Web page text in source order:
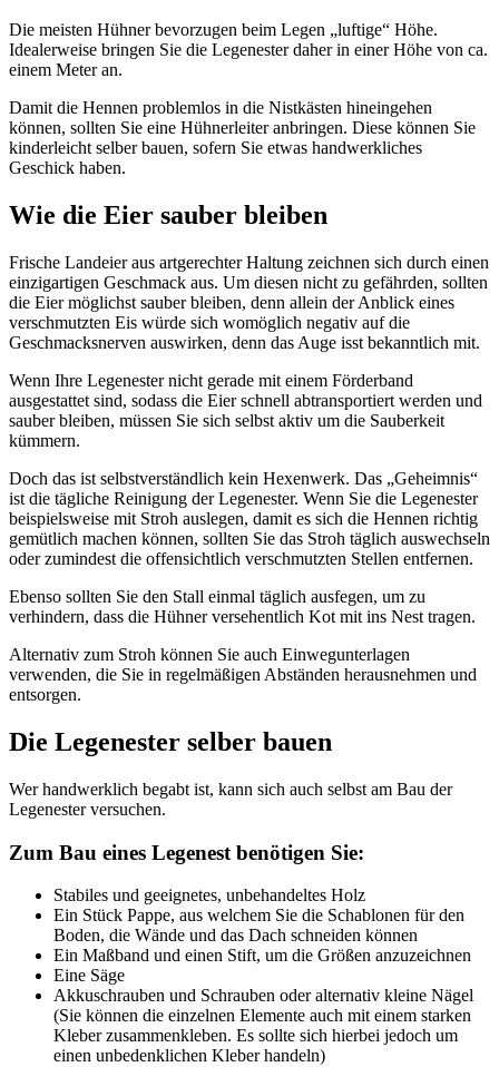
Die meisten Hühner bevorzugen beim Legen „luftige“ Höhe.
Idealerweise bringen Sie die Legenester daher in einer Höhe von ca.
einem Meter an.
Damit die Hennen problemlos in die Nistkästen hineingehen
können, sollten Sie eine Hühnerleiter anbringen. Diese können Sie
kinderleicht selber bauen, sofern Sie etwas handwerkliches
Geschick haben.
Wie die Eier sauber bleiben
Frische Landeier aus artgerechter Haltung zeichnen sich durch einen
einzigartigen Geschmack aus. Um diesen nicht zu gefährden, sollten
die Eier möglichst sauber bleiben, denn allein der Anblick eines
verschmutzten Eis würde sich womöglich negativ auf die
Geschmacksnerven auswirken, denn das Auge isst bekanntlich mit.
Wenn Ihre Legenester nicht gerade mit einem Förderband
ausgestattet sind, sodass die Eier schnell abtransportiert werden und
sauber bleiben, müssen Sie sich selbst aktiv um die Sauberkeit
kümmern.
Doch das ist selbstverständlich kein Hexenwerk. Das „Geheimnis“
ist die tägliche Reinigung der Legenester. Wenn Sie die Legenester
beispielsweise mit Stroh auslegen, damit es sich die Hennen richtig
gemütlich machen können, sollten Sie das Stroh täglich auswechseln
oder zumindest die offensichtlich verschmutzten Stellen entfernen.
Ebenso sollten Sie den Stall einmal täglich ausfegen, um zu
verhindern, dass die Hühner versehentlich Kot mit ins Nest tragen.
Alternativ zum Stroh können Sie auch Einwegunterlagen
verwenden, die Sie in regelmäßigen Abständen herausnehmen und
entsorgen.
Die Legenester selber bauen
Wer handwerklich begabt ist, kann sich auch selbst am Bau der
Legenester versuchen.
Zum Bau eines Legenest benötigen Sie:
Stabiles und geeignetes, unbehandeltes Holz
Ein Stück Pappe, aus welchem Sie die Schablonen für den
Boden, die Wände und das Dach schneiden können
Ein Maßband und einen Stift, um die Größen anzuzeichnen
Eine Säge
Akkuschrauben und Schrauben oder alternativ kleine Nägel
(Sie können die einzelnen Elemente auch mit einem starken
Kleber zusammenkleben. Es sollte sich hierbei jedoch um
einen unbedenklichen Kleber handeln)